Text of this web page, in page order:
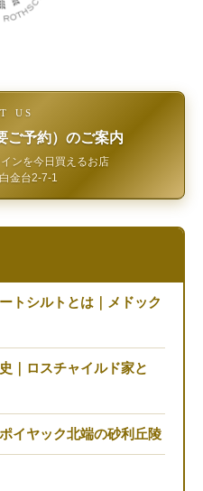
US
ご予約）のご案内
ンを今日買えるお店
金台2-7-1
トシルトとは｜メドック
｜ロスチャイルド家と
イヤック北端の砂利丘陵